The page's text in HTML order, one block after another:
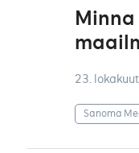
23.
Sanoma